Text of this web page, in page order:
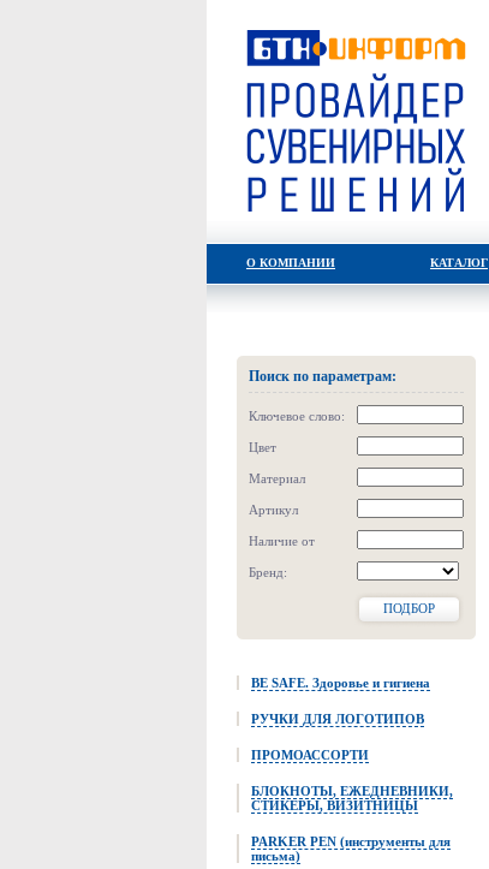
О КОМПАНИИ КАТАЛОГ
Поиск по параметрам:
Ключевое слово:
Цвет
Материал
Артикул
Наличие от
Бренд:
ПОДБОР
BE SAFE. Здоровье и гигиена
РУЧКИ ДЛЯ ЛОГОТИПОВ
ПРОМОАССОРТИ
БЛОКНОТЫ, ЕЖЕДНЕВНИКИ,
СТИКЕРЫ, ВИЗИТНИЦЫ
PARKER PEN (инструменты для
письма)